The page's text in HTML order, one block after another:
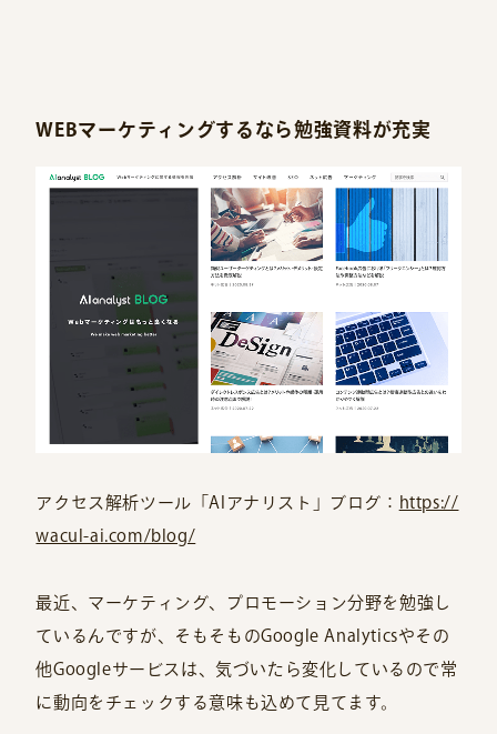
WEBマーケティングするなら勉強資料が充実
アクセス解析ツール「AIアナリスト」ブログ： https://
wacul-ai.com/blog/
最近、マーケティング、プロモーション分野を勉強し
ているんですが、そもそものGoogle Analyticsやその
他Googleサービスは、気づいたら変化しているので常
に動向をチェックする意味も込めて見てます。